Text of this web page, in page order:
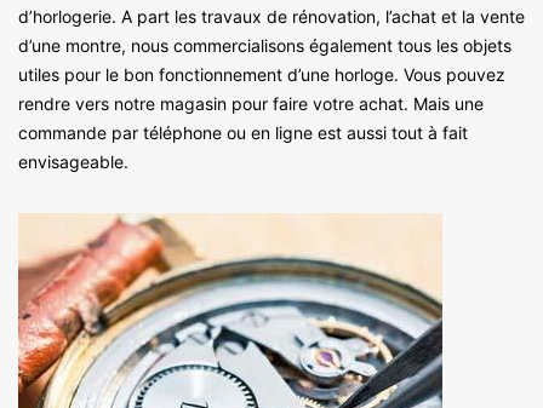
d’horlogerie. A part les travaux de rénovation, l’achat et la vente
d’une montre, nous commercialisons également tous les objets
utiles pour le bon fonctionnement d’une horloge. Vous pouvez
rendre vers notre magasin pour faire votre achat. Mais une
commande par téléphone ou en ligne est aussi tout à fait
envisageable.